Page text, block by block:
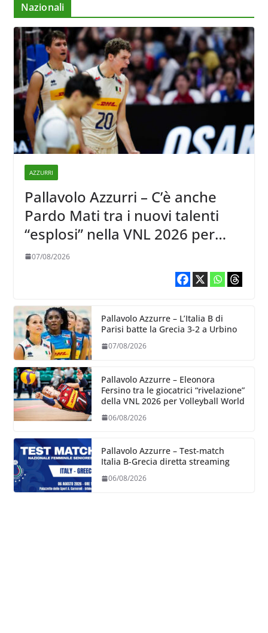
Nazionali
AZZURRI
Pallavolo Azzurri – C’è anche
Pardo Mati tra i nuovi talenti
“esplosi” nella VNL 2026 per
Volleyball World
07/08/2026
Pallavolo Azzurre – L’Italia B di
Parisi batte la Grecia 3-2 a Urbino
07/08/2026
Pallavolo Azzurre – Eleonora
Fersino tra le giocatrici “rivelazione”
della VNL 2026 per Volleyball World
06/08/2026
Pallavolo Azzurre – Test-match
Italia B-Grecia diretta streaming
06/08/2026